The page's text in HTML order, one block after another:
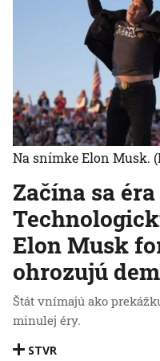
Začína sa
Elon Musk
ohrozujú
Štát vnímajú ako
minulej éry.
STVR
Na snímke Elon Musk.